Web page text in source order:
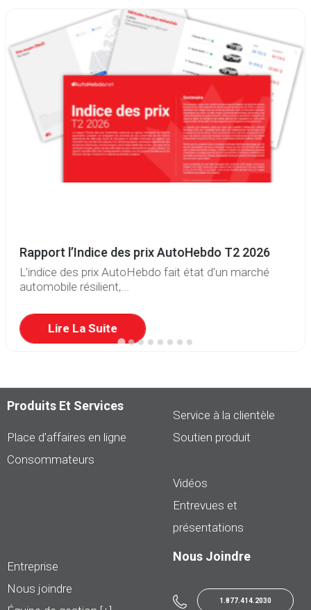
Rapport l’Indice des prix AutoHebdo T2 2026
L’indice des prix AutoHebdo fait état d’un marché
automobile résilient,...
Lire La Suite
Produits Et Services
Place d’affaires en ligne
Consommateurs
Service à la clientèle
Soutien produit
Vidéos
Entrevues et
présentations
Entreprise
Nous joindre
Nous Joindre
1.877.414.2030